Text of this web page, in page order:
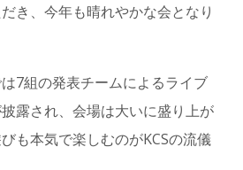
き、今年も晴れやかな会となり
7組の発表チームによるライブ
露され、会場は大いに盛り上が
も本気で楽しむのがKCSの流儀